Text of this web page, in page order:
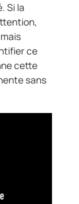
Si la
ce
cette
sans